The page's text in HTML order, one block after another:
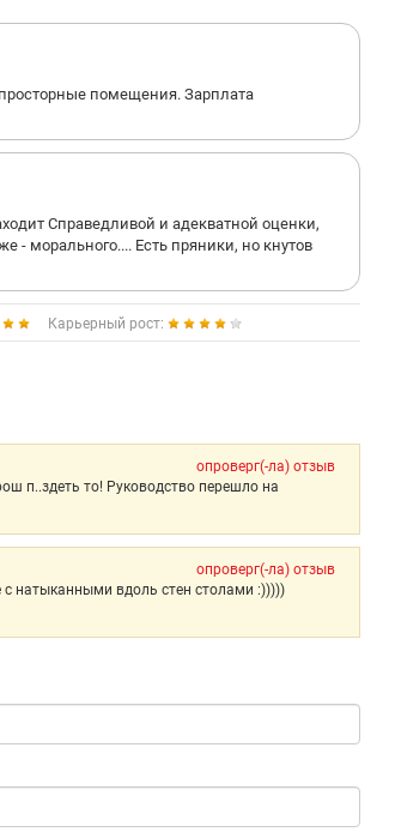
помещения. Зарплата
Справедливой и адекватной оценки,
- морального.... Есть пряники, но кнутов
Карьерный рост:
опроверг(-ла) отзыв
п..здеть то! Руководство перешло на
опроверг(-ла) отзыв
натыканными вдоль стен столами :)))))